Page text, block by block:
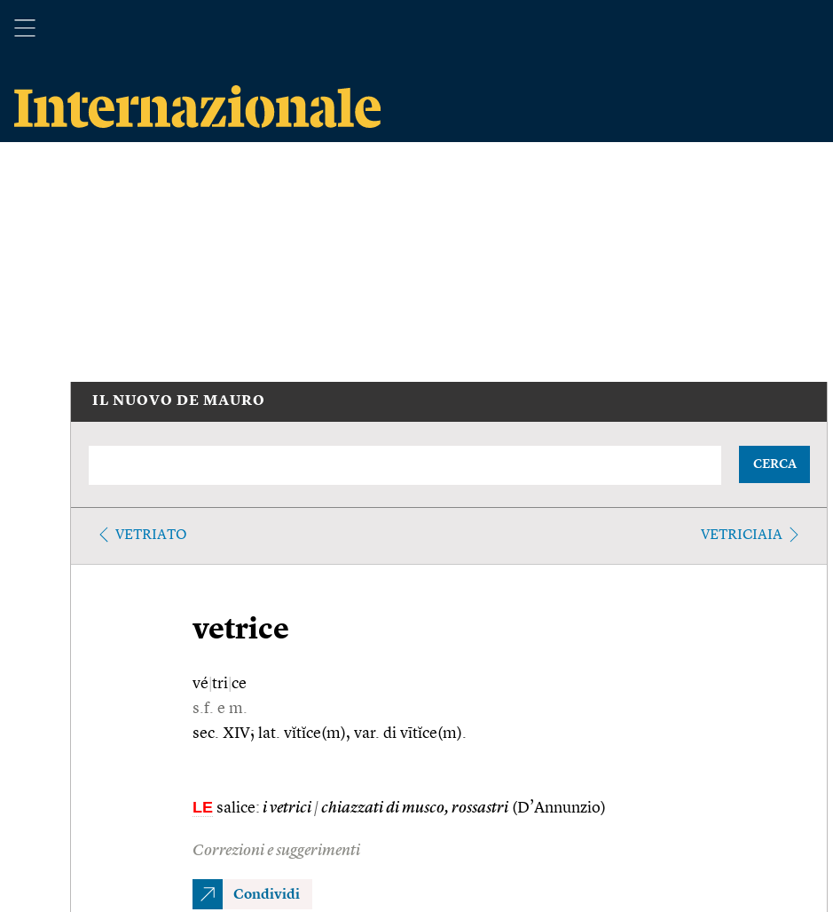
IL NUOVO DE MAURO
CERCA
VETRIATO VETRICIAIA
vetrice
vé tri ce
s.f. e m.
sec. XIV; lat. vĭtĭce(m), var. di vītĭce(m).
LE salice: i vetrici |chiazzati di musco, rossastri (D’Annunzio)
Correzioni e suggerimenti
Condividi